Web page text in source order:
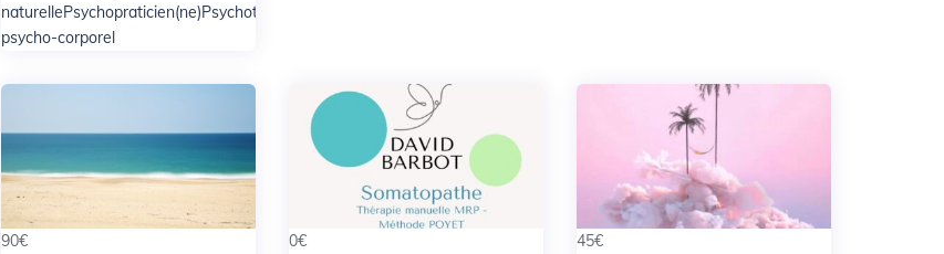
naturellePsychopraticien(ne)Psychothérapeute
psycho-corporel
90€
0€
45€